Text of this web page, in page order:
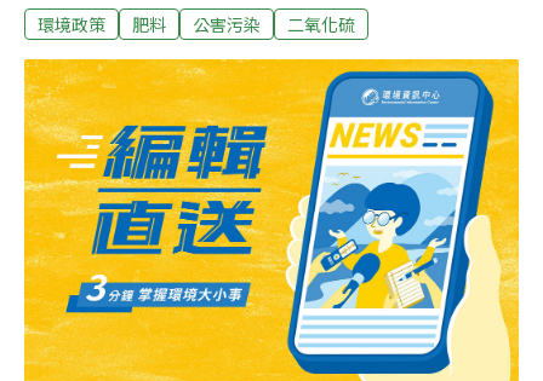
法（Clean Air Act），因為他們變更了設備，釋放難聞又
（PCS Nitrogen Fertilizer）、AA硫化物公司（AA
Sulfuric Inc.）及白泉農業化學物公司（White Springs
Agricultural Chemicals Inc.）裝設新的設備，及實施最先
進的減硫措施，並且在8個硫化物工廠加裝排放監測器。
這3個公司將為這些新設施估計花費5000萬美元，並付出
民事賠償130萬美元。美國司法部環境及自然資源部門的
代理副司法部長希爾斯（Sam Hirsch）表示：「這項協意
環境政策 肥料 公害污染 二氧化硫